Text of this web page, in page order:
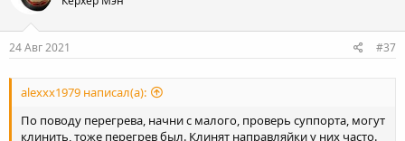
24 Авг 2021 #37
alexxx1979 написал(а):
По поводу перегрева, начни с малого, проверь суппорта, могут
клинить, тоже перегрев был. Клинят направляйки у них часто.